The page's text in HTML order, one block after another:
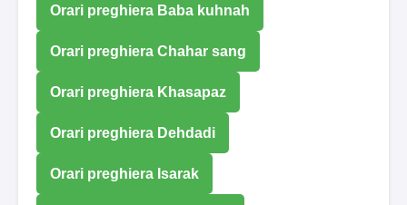
Orari preghiera Baba kuhnah
Orari preghiera Chahar sang
Orari preghiera Khasapaz
Orari preghiera Dehdadi
Orari preghiera Isarak